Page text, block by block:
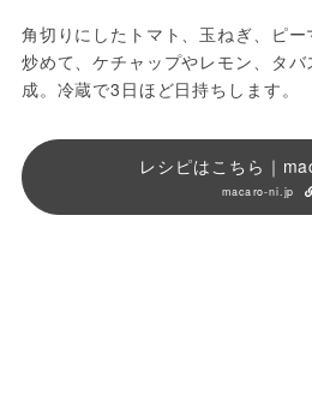
角切りにしたトマト、玉ねぎ、ピ
炒めて、ケチャップやレモン、タ
成。冷蔵で3日ほど日持ちします。
レシピはこちら｜
macaro-ni.jp